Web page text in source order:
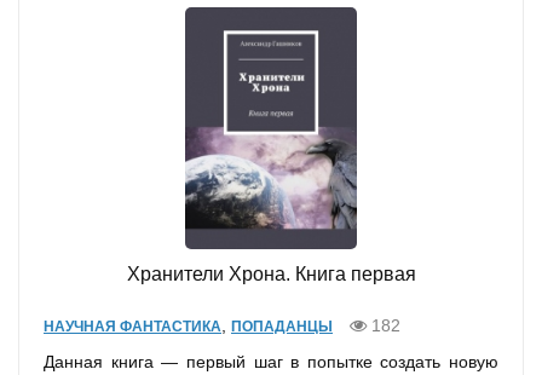
Хранители Хрона. Книга первая
НАУЧНАЯ ФАНТАСТИКА ПОПАДАНЦЫ
182
Данная книга — первый шаг в попытке создать новую